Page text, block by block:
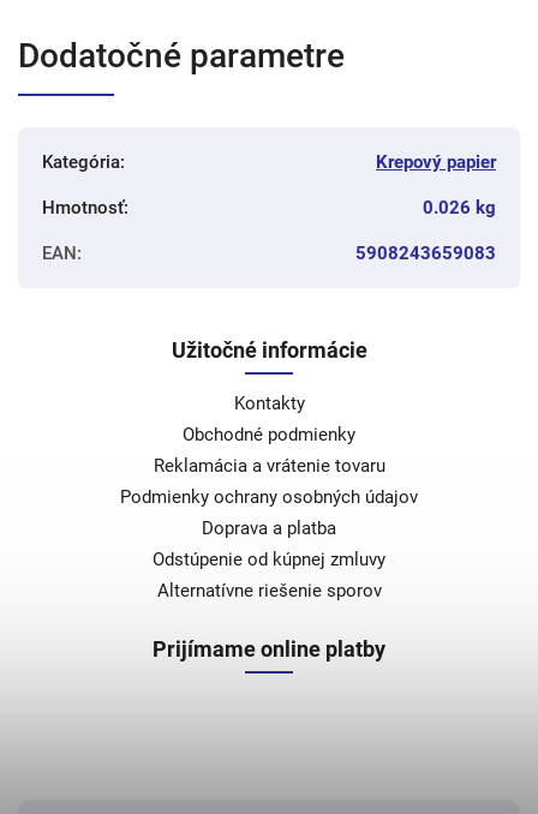
Dodatočné parametre
Kategória: Krepový papier
Hmotnosť: 0.026 kg
EAN: 5908243659083
Užitočné informácie
Kontakty
Obchodné podmienky
Reklamácia a vrátenie tovaru
Podmienky ochrany osobných údajov
Doprava a platba
Odstúpenie od kúpnej zmluvy
Alternatívne riešenie sporov
Prijímame online platby